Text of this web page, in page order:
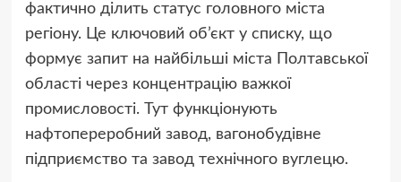
фактично ділить статус головного міста
регіону. Це ключовий об’єкт у списку, що
формує запит на найбільші міста Полтавської
області через концентрацію важкої
промисловості. Тут функціонують
нафтопереробний завод, вагонобудівне
підприємство та завод технічного вуглецю.